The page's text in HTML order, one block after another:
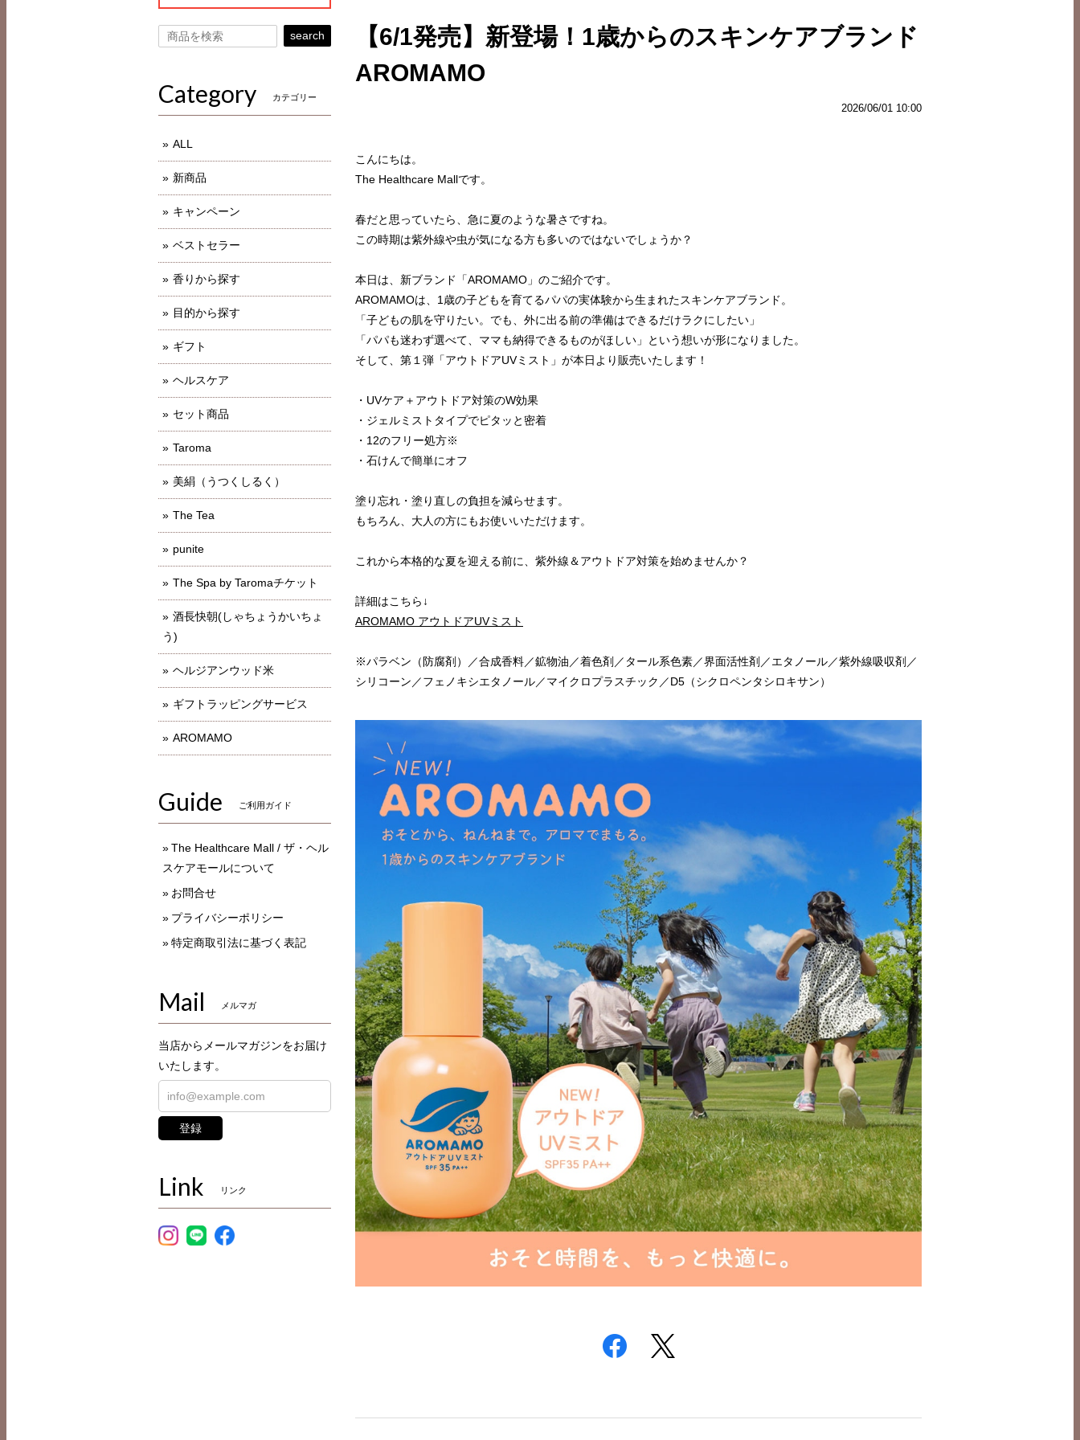
【6/1発売】新登場！1歳からのスキンケアブランド
AROMAMO
2026/06/01 10:00
こんにちは。
The Healthcare Mallです。
春だと思っていたら、急に夏のような暑さですね。
この時期は紫外線や虫が気になる方も多いのではないでしょうか？
本日は、新ブランド「AROMAMO 」のご紹介です。
AROMAMOは、 1歳の子どもを育てるパパの実体験から生まれたスキンケアブランド。
「子どもの肌を守りたい。でも、外に出る前の準備はできるだけラクにしたい」
「パパも迷わず選べて、ママも納得できるものがほしい」という想いが形になりました。
そして、第１弾「アウトドアUVミスト」が本日より販売いたします！
・ UVケア＋アウトドア対策のW効果
・ジェルミストタイプでピタッと密着
・ 12のフリー処方※
・石けんで簡単にオフ
塗り忘れ・塗り直しの負担を減らせます。
もちろん、大人の方にもお使いいただけます。
これから本格的な夏を迎える前に、紫外線＆アウトドア対策を始めませんか？
詳細はこちら↓
AROMAMO アウトドアUVミスト
※パラベン（防腐剤）／合成香料／鉱物油／着色剤／タール系色素／界面活性剤／エタノール／紫外線吸収剤／
シリコーン／フェノキシエタノール／マイクロプラスチック／D5 （シクロペンタシロキサン）
search
Category カテゴリー
ALL
新商品
キャンペーン
ベストセラー
香りから探す
目的から探す
ギフト
ヘルスケア
セット商品
Taroma
美絹（うつくしるく）
The Tea
punite
The Spa by Taromaチケット
酒長快朝(しゃちょうかいちょ
う)
ヘルジアンウッド米
ギフトラッピングサービス
AROMAMO
Guide ご利用ガイド
The Healthcare Mall / ザ・ヘル
スケアモールについて
お問合せ
プライバシーポリシー
特定商取引法に基づく表記
Mail メルマガ
当店からメールマガジンをお届け
いたします。
登録
Link リンク